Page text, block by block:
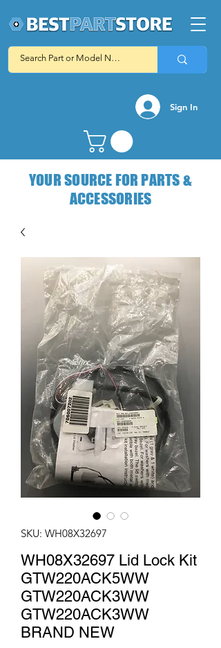
Sign In
YOUR SOURCE FOR PARTS &
ACCESSORIES
SKU: WH08X32697
WH08X32697 Lid Lock Kit
GTW220ACK5WW
GTW220ACK3WW
GTW220ACK3WW
BRAND NEW